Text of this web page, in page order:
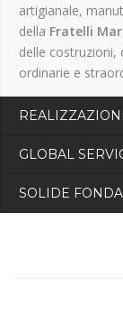
artigianale,
della Fratelli
delle costruzioni,
ordinarie e
GLOBAL
SOLIDE